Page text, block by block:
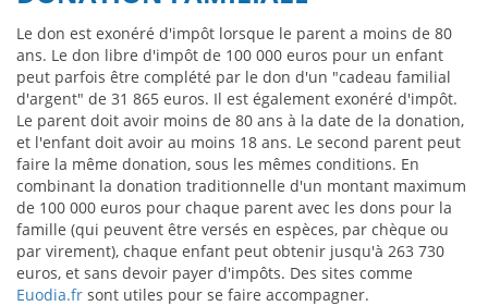
Le don est exonéré d'impôt lorsque le parent a moins de 80
ans. Le don libre d'impôt de 100 000 euros pour un enfant
peut parfois être complété par le don d'un "cadeau familial
d'argent" de 31 865 euros. Il est également exonéré d'impôt.
Le parent doit avoir moins de 80 ans à la date de la donation,
et l'enfant doit avoir au moins 18 ans. Le second parent peut
faire la même donation, sous les mêmes conditions. En
combinant la donation traditionnelle d'un montant maximum
de 100 000 euros pour chaque parent avec les dons pour la
famille (qui peuvent être versés en espèces, par chèque ou
par virement), chaque enfant peut obtenir jusqu'à 263 730
euros, et sans devoir payer d'impôts. Des sites comme
Euodia.fr sont utiles pour se faire accompagner.